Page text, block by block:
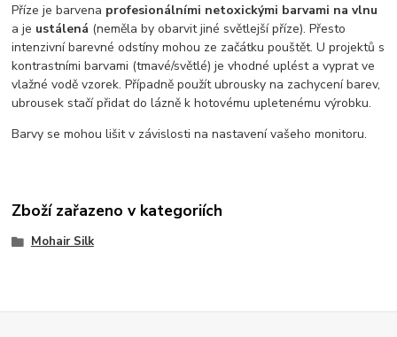
Příze je barvena profesionálními netoxickými barvami na vlnu
a je ustálená (neměla by obarvit jiné světlejší příze). Přesto
intenzivní barevné odstíny mohou ze začátku pouštět. U projektů s
kontrastními barvami (tmavé/světlé) je vhodné uplést a vyprat ve
vlažné vodě vzorek. Případně použít ubrousky na zachycení barev,
ubrousek stačí přidat do lázně k hotovému upletenému výrobku.
Barvy se mohou lišit v závislosti na nastavení vašeho monitoru.
Zboží zařazeno v kategoriích
Mohair Silk